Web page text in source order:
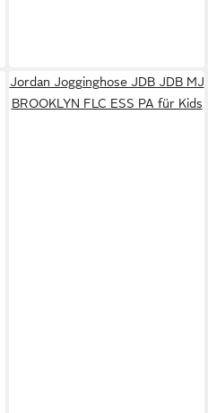
Jordan Jogginghose JDB JDB MJ
BROOKLYN FLC ESS PA für Kids